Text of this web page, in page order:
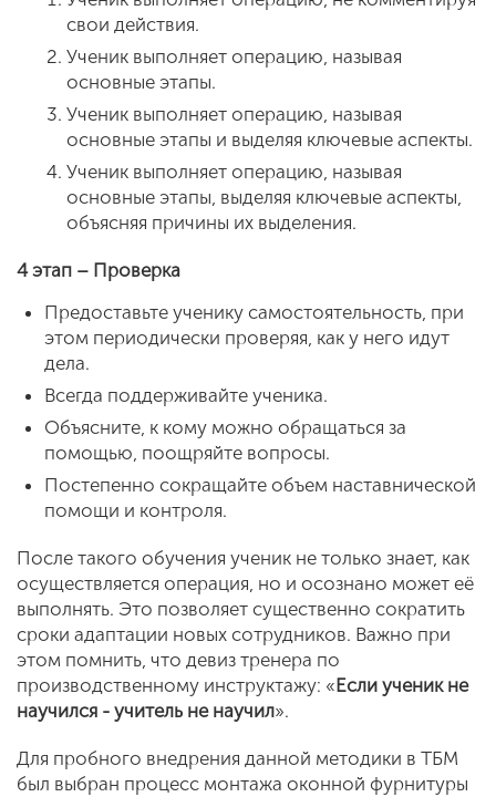
свои действия.
Ученик выполняет операцию, называя
основные этапы.
Ученик выполняет операцию, называя
основные этапы и выделяя ключевые аспекты.
Ученик выполняет операцию, называя
основные этапы, выделяя ключевые аспекты,
объясняя причины их выделения.
4 этап – Проверка
Предоставьте ученику самостоятельность, при
этом периодически проверяя, как у него идут
дела.
Всегда поддерживайте ученика.
Объясните, к кому можно обращаться за
помощью, поощряйте вопросы.
Постепенно сокращайте объем наставнической
помощи и контроля.
После такого обучения ученик не только знает, как
осуществляется операция, но и осознано может её
выполнять. Это позволяет существенно сократить
сроки адаптации новых сотрудников. Важно при
этом помнить, что девиз тренера по
производственному инструктажу: «Если ученик не
научился - учитель не научил».
Для пробного внедрения данной методики в ТБМ
был выбран процесс монтажа оконной фурнитуры